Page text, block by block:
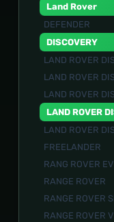
Land Rover
DEFENDER
DISCOVERY
LAND ROVER
LAND ROVER
LAND ROVER
LAND ROVER
LAND ROVER
FREELANDER
RANG ROVER
RANGE ROVER
RANGE ROVER
RANGE ROVER